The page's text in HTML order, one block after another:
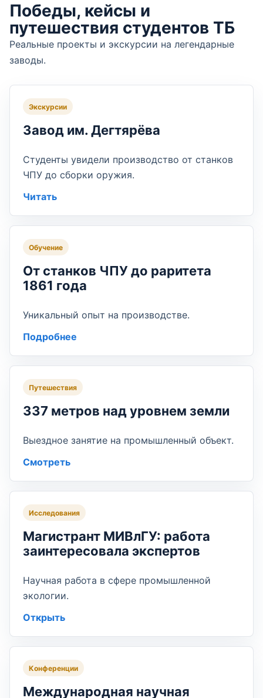
Победы, кейсы и
путешествия студентов ТБ
Реальные проекты и экскурсии на легендарные
заводы.
Экскурсии
Завод им. Дегтярёва
Студенты увидели производство от станков
ЧПУ до сборки оружия.
Читать
Обучение
От станков ЧПУ до раритета
1861 года
Уникальный опыт на производстве.
Подробнее
Путешествия
337 метров над уровнем земли
Выездное занятие на промышленный объект.
Смотреть
Исследования
Магистрант МИВлГУ: работа
заинтересовала экспертов
Научная работа в сфере промышленной
экологии.
Открыть
Конференции
Международная научная